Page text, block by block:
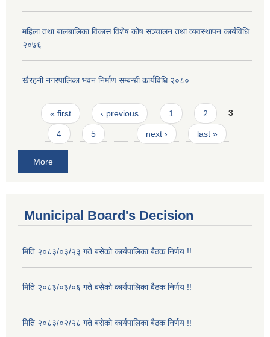
महिला तथा बालबालिका विकास विशेष कोष सञ्चालन तथा व्यवस्थापन कार्यविधि
२०७६
खैरहनी नगरपालिका भवन निर्माण सम्बन्धी कार्यविधि २०८०
Pages
« first ‹ previous 1 2 3
4 5 … next › last »
More
Municipal Board's Decision
मिति २०८३/०३/२३ गते बसेको कार्यपालिका बैठक निर्णय !!
मिति २०८३/०३/०६ गते बसेको कार्यपालिका बैठक निर्णय !!
मिति २०८३/०२/२८ गते बसेको कार्यपालिका बैठक निर्णय !!